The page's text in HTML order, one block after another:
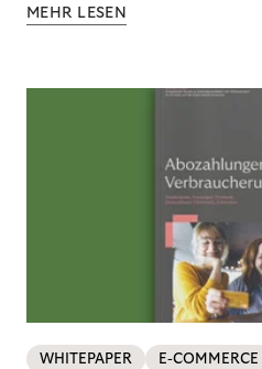
MEHR LESEN
WHITEPAPER E-COMMERCE